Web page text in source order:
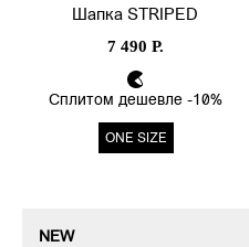
Шапка STRIPED
7 490 Р.
Сплитом дешевле -10%
ONE SIZE
NEW